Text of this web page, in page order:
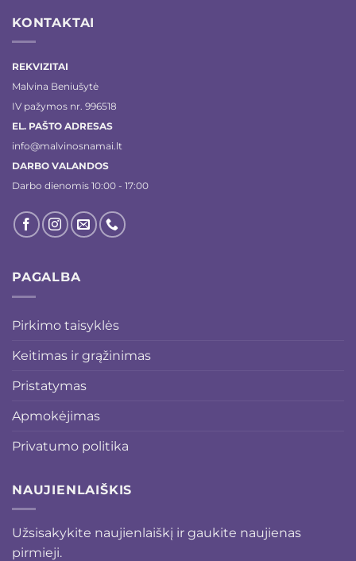
KONTAKTAI
REKVIZITAI
Malvina Beniušytė
IV pažymos nr. 996518
EL. PAŠTO ADRESAS
info@malvinosnamai.lt
DARBO VALANDOS
Darbo dienomis 10:00 - 17:00
PAGALBA
Pirkimo taisyklės
Keitimas ir grąžinimas
Pristatymas
Apmokėjimas
Privatumo politika
NAUJIENLAIŠKIS
Užsisakykite naujienlaiškį ir gaukite naujienas
pirmieji.